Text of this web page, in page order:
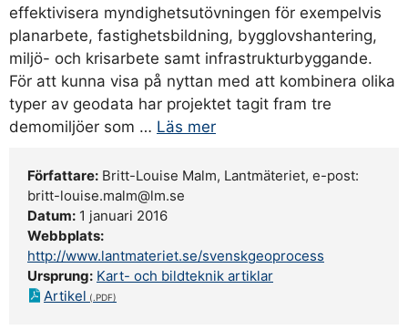
effektivisera myndighetsutövningen för exempelvis
planarbete, fastighetsbildning, bygglovshantering,
miljö- och krisarbete samt infrastrukturbyggande.
För att kunna visa på nyttan med att kombinera olika
typer av geodata har projektet tagit fram tre
demomiljöer som … Läs mer
Författare: Britt-Louise Malm, Lantmäteriet, e-post:
britt-louise.malm@lm.se
Datum: 1 januari 2016
Webbplats:
http://www.lantmateriet.se/svenskgeoprocess
Ursprung: Kart- och bildteknik artiklar
Artikel